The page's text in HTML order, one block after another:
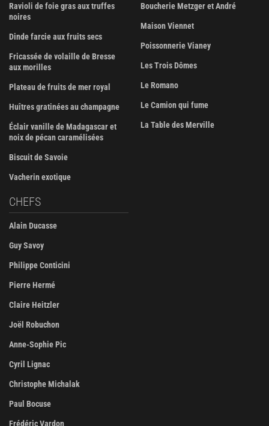
Ravioli de foie gras aux truffes
noires
Dinde farcie aux fruits secs
Fricassée de volaille de Bresse
aux morilles
Plateau de fruits de mer royal
Huîtres gratinées au champagne
Éclair vanille de Madagascar et
noix de pécan caramélisées
Biscuit de Savoie
Vacherin exotique
Boucherie Metzger et André
Maison Viennet
Poissonnerie Vianey
Les Trois Dômes
Le Romano
Le Camion qui fume
La Table des Merville
CHEFS
Alain Ducasse
Guy Savoy
Philippe Conticini
Pierre Hermé
Claire Heitzler
Joël Robuchon
Anne-Sophie Pic
Cyril Lignac
Christophe Michalak
Paul Bocuse
Frédéric Vardon